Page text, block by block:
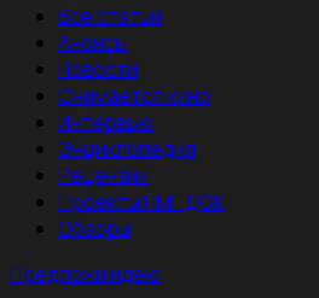
Все статьи
Анонсы
Новости
Снимается кино
Интервью
Энциклопедия
Рецензии
Проекты НМГ ДОК
Обзоры
Предложи идею